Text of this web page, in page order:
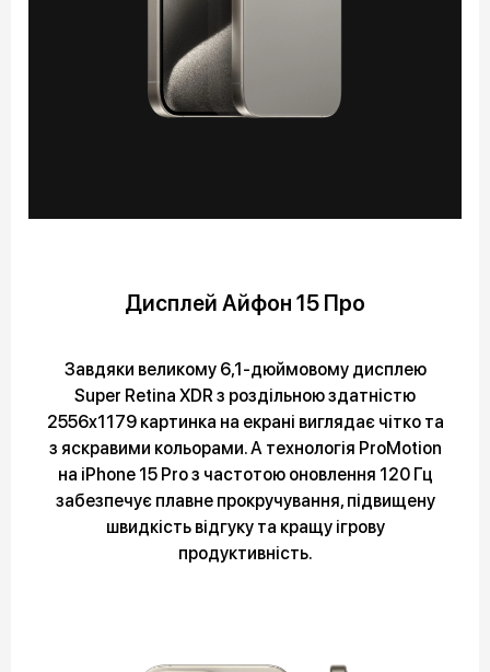
Дисплей Айфон 15 Про
Завдяки великому 6,1-дюймовому дисплею
Super Retina XDR з роздільною здатністю
2556x1179 картинка на екрані виглядає чітко та
з яскравими кольорами. А технологія ProMotion
на iPhone 15 Pro з частотою оновлення 120 Гц
забезпечує плавне прокручування, підвищену
швидкість відгуку та кращу ігрову
продуктивність.